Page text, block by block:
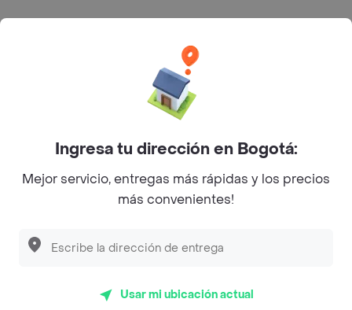
Bogotá D.C. --- notificacionesrappi@rappi.com
Ingresa tu dirección en Bogotá:
Mejor servicio, entregas más rápidas y los precios
más convenientes!
Usar mi ubicación actual